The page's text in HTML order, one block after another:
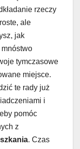
rzeczy
ale
jak
tymczasowe
miejsce.
te rady już
i
pomóc
z
. Czas